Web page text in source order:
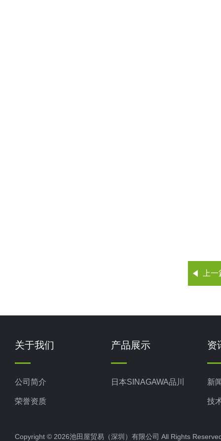
上
关于我们
公司简介
荣誉资质
产品展示
日本SINAGAWA品川
资
新
技
Copyright © 2026池田屋贸易（深圳）有限公司 All Rights